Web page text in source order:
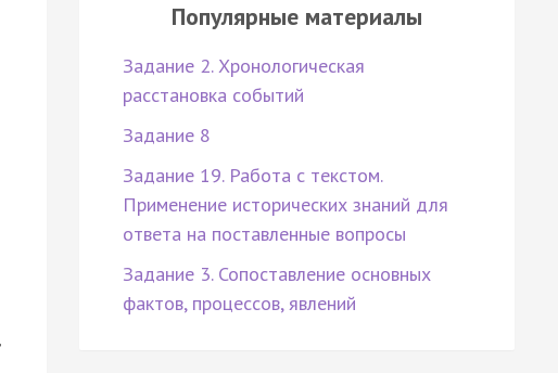
Популярные материалы
Задание 2. Хронологическая
расстановка событий
Задание 8
Задание 19. Работа с текстом.
Применение исторических знаний для
ответа на поставленные вопросы
Задание 3. Сопоставление основных
фактов, процессов, явлений